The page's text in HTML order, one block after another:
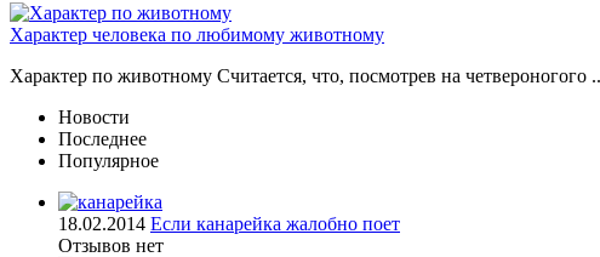
Характер человека по любимому животному
Характер по животному Считается, что, посмотрев на четвероногого
Новости
Последнее
Популярное
18.02.2014 Если канарейка жалобно поет
Отзывов нет